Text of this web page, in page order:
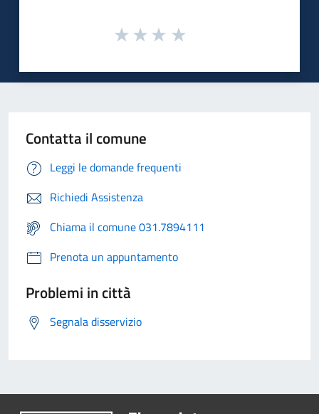
Contatta il comune
Leggi le domande frequenti
Richiedi Assistenza
Chiama il comune 031.7894111
Prenota un appuntamento
Problemi in città
Segnala disservizio